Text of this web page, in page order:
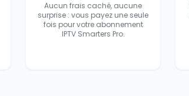
Aucun frais caché, aucune
surprise : vous payez une seule
fois pour votre abonnement
IPTV Smarters Pro.